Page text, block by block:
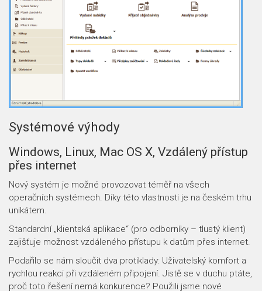
Systémové výhody
Windows, Linux, Mac OS X, Vzdálený přístup
přes internet
Nový systém je možné provozovat téměř na všech
operačních systémech. Díky této vlastnosti je na českém trhu
unikátem.
Standardní „klientská aplikace“ (pro odborníky – tlustý klient)
zajišťuje možnost vzdáleného přístupu k datům přes internet.
Podařilo se nám sloučit dva protiklady: Uživatelský komfort a
rychlou reakci při vzdáleném připojení. Jistě se v duchu ptáte,
proč toto řešení nemá konkurence? Použili jsme nové